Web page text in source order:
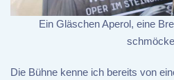
Ein Gläschen Aperol, eine
Die Bühne kenne ich bereits von